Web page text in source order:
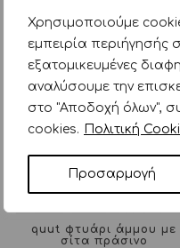
Χρησιμοποιούμε
εμπειρία περιήγησής
εξατομικευμένες
αναλύσουμε την
στο "Αποδοχή όλων",
cookies. Πολιτική
Προσαρμογή
quut φτυάρι άμμου με
σίτα πράσινο